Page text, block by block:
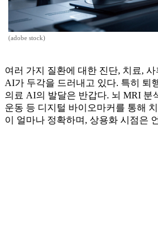
(adobe stock)
여러 가지 질환에 대한 진단, 치료,
AI가 두각을 드러내고 있다. 특히 퇴
의료 AI의 발달은 반갑다. 뇌 MRI 분
운동 등 디지털 바이오마커를 통해
이 얼마나 정확하며, 상용화 시점은